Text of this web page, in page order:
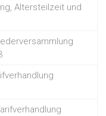
Altersteilzeit und